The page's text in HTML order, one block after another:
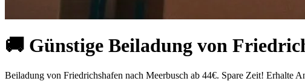
🚚 Günstige Beiladung von
Beiladung von Friedrichshafen nach Meerbusch ab 44€. Spare Zeit! Erhalte